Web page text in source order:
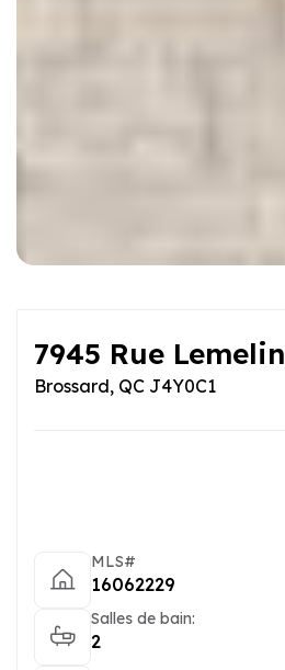
7945 Rue Lemelin
Brossard, QC J4Y0C1
MLS#
16062229
Salles de bain:
2